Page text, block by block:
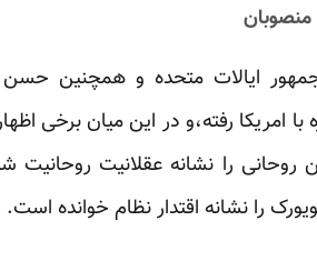
منصوبان
ایالات متحده و همچنین حسن
امریکا رفته،و در این میان برخی
را نشانه عقلانیت روحانیت
را نشانه اقتدار نظام خوانده است.